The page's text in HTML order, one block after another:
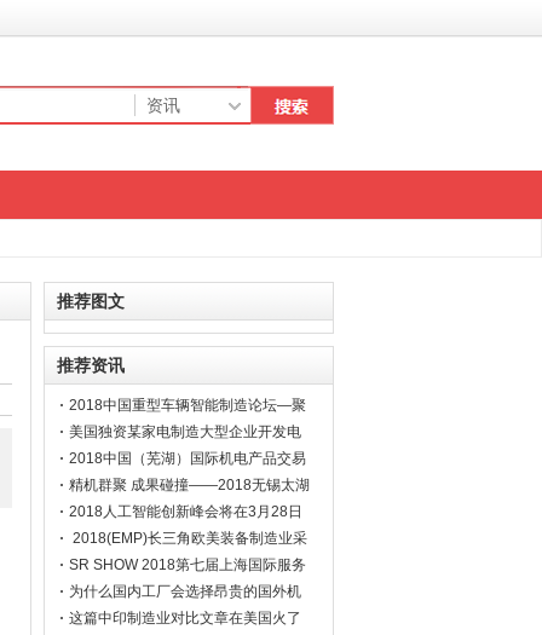
推荐图文
推荐资讯
2018中国重型车辆智能制造论坛—聚
焦工业4.0将于12月隆重举行
美国独资某家电制造大型企业开发电
子电器、钣金、塑料模具等方面优质
供应商
2018中国（芜湖）国际机电产品交易
会3月23日开幕
精机群聚 成果碰撞——2018无锡太湖
国际机床展即将开幕
2018人工智能创新峰会将在3月28日
盛大开幕
2018(EMP)长三角欧美装备制造业采
购对接会暨自动化及机器人项目对接
会
SR SHOW 2018第七届上海国际服务
机器人展
为什么国内工厂会选择昂贵的国外机
械设备？写给沉睡的中国制造业！
这篇中印制造业对比文章在美国火了